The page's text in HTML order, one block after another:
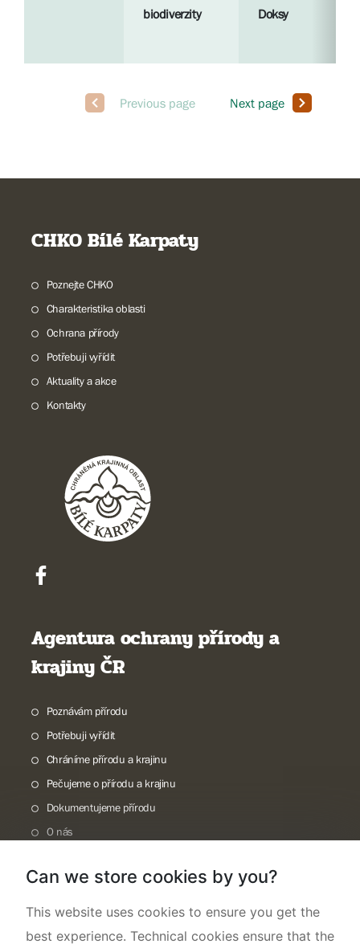
biodiverzity
Doksy
CHKO Bílé Karpaty
Poznejte CHKO
Charakteristika oblasti
Ochrana přírody
Potřebuji vyřídit
Aktuality a akce
Kontakty
Agentura ochrany přírody a
krajiny ČR
Poznávám přírodu
Potřebuji vyřídit
Chráníme přírodu a krajinu
Pečujeme o přírodu a krajinu
Dokumentujeme přírodu
O nás
Can we store cookies by you?
This website uses cookies to ensure you get the
best experience. Technical cookies ensure that the